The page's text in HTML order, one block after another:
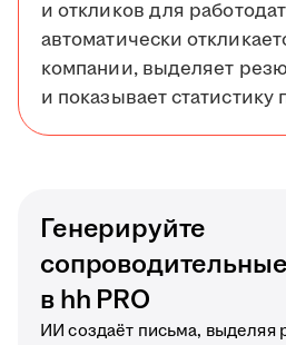
и откликов для
автоматически
компании, выделяет
и показывает статистику
Генерируйте
в hh PRO
ИИ создаёт письма, выделяя